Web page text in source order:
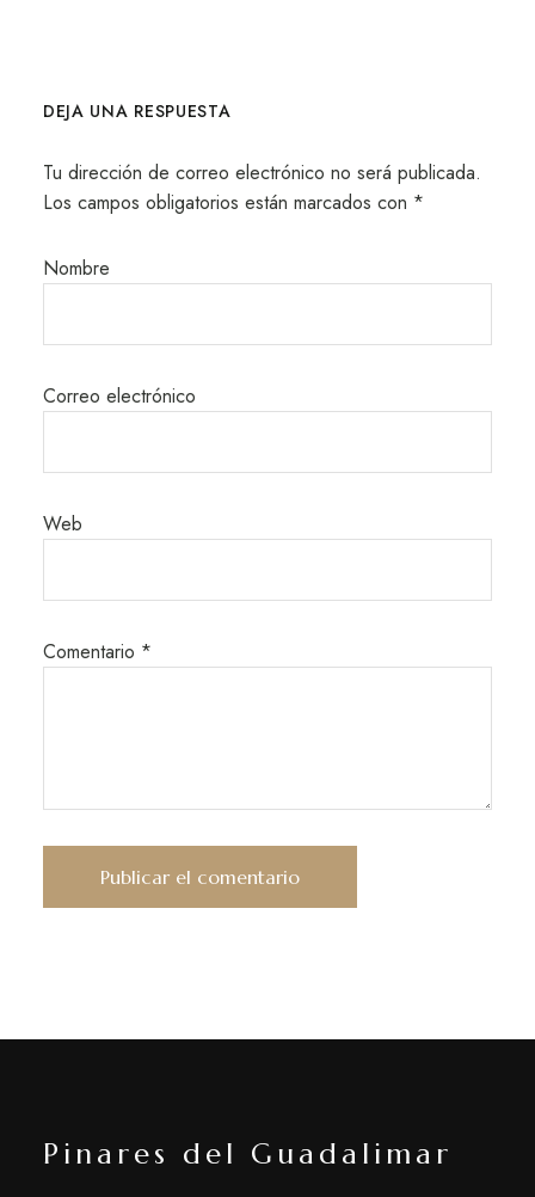
DEJA UNA RESPUESTA
Tu dirección de correo electrónico no será publicada.
Los campos obligatorios están marcados con *
Nombre
Correo electrónico
Web
Comentario *
Pinares del Guadalimar